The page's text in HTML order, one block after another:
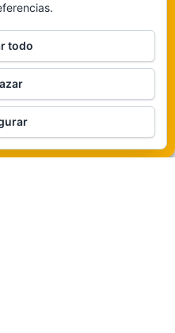
manera
hay aquí
cookies
|Tema:
todo